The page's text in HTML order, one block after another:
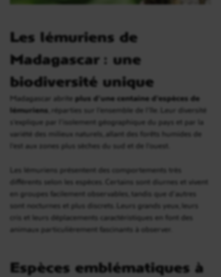
Les lémuriens de
Madagascar : une
biodiversité unique
Madagascar abrite plus d’une centaine d’espèces de
lémuriens , réparties sur l’ensemble de l’île. Leur diversité
s’explique par l’isolement géographique du pays et par la
variété des milieux naturels, allant des forêts humides de
l’est aux zones plus sèches du sud et de l’ouest.
Les lémuriens présentent des comportements très
différents selon les espèces. Certains sont diurnes et vivent
en groupes facilement observables, tandis que d’autres
sont nocturnes et plus discrets. Leurs grands yeux, leurs
cris et leurs déplacements caractéristiques en font des
animaux particulièrement fascinants à observer.
Espèces emblématiques à